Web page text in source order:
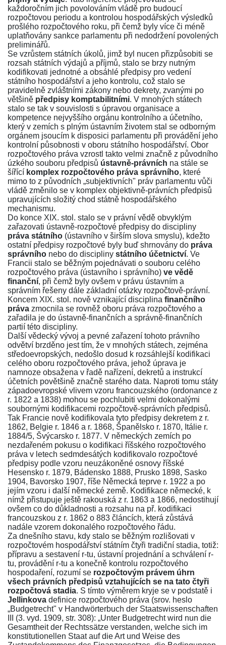
každoročním jich povolováním vládě pro budoucí
rozpočtovou periodu a kontrolou hospodářských výsledků
prošlého rozpočtového roku, při čemž byly více či méně
uplatňovány sankce parlamentu při nedodržení povolených
preliminářů.
Se vzrůstem státních úkolů, jimž byl nucen přizpůsobiti se
rozsah státních výdajů a příjmů, stalo se brzy nutným
kodifikovati jednotné a obsáhlé předpisy pro vedení
státního hospodářství a jeho kontrolu, což stalo se
pravidelně zvláštními zákony nebo dekrety, zvanými po
většině předpisy komptabilitními. V mnohých státech
stalo se tak v souvislosti s úpravou organisace a
kompetence nejvyššího orgánu kontrolního a účetního,
který v zemích s plným ústavním životem stal se odborným
orgánem jsoucím k disposici parlamentu při provádění jeho
kontrolní působnosti v oboru státního hospodářství. Obor
rozpočtového práva vzrostl takto velmi značně z původního
úzkého souboru předpisů ústavně-právních na stále se
šířící komplex rozpočtového práva správního, které
mimo to z původních „subjektivních" práv parlamentu vůči
vládě změnilo se v komplex objektivně-právních předpisů
upravujících složitý chod státně hospodářského
mechanismu.
Do konce XIX. stol. stalo se v právní vědě obvyklým
zařazovati ústavně-rozpočtové předpisy do discipliny
práva státního (ústavního v širším slova smyslu), kdežto
ostatní předpisy rozpočtové byly buď shrnovány do práva
správního nebo do discipliny státního účetnictví. Ve
Francii stalo se běžným pojednávati o souboru celého
rozpočtového práva (ústavního i správního) ve vědě
finanční, při čemž byly ovšem v právu ústavním a
správním řešeny dále základní otázky rozpočtově-právní.
Koncem XIX. stol. nově vznikající disciplina finančního
práva zmocnila se rovněž oboru práva rozpočtového a
zařadila je do ústavně-finančních a správně-finančních
partií této discipliny.
Další vědecký vývoj a pevné zařazení tohoto právního
odvětví brzděno jest tím, že v mnohých státech, zejména
středoevropských, nedošlo dosud k rozsáhlejší kodifikaci
celého oboru rozpočtového práva, jehož úprava je
namnoze obsažena v řadě nařízení, dekretů a instrukcí
účetních povětšině značně starého data. Naproti tomu státy
západoevropské vlivem vzoru francouzského (ordonance z
r. 1822 a 1838) mohou se pochlubiti velmi dokonalými
soubornými kodifikacemi rozpočtově-správních předpisů.
Tak Francie nově kodifikovala tyto předpisy dekretem z r.
1862, Belgie r. 1846 a r. 1868, Španělsko r. 1870, Itálie r.
1884/5, Švýcarsko r. 1877. V německých zemích po
nezdařeném pokusu o kodifikaci říšského rozpočtového
práva v letech sedmdesátých kodifikovalo rozpočtové
předpisy podle vzoru neuzákoněné osnovy říšské
Hesensko r. 1879, Bádensko 1888, Prusko 1898, Sasko
1904, Bavorsko 1907, říše Německá teprve r. 1922 a po
jejím vzoru i další německé země. Kodifikace německé, k
nímž přistupuje ještě rakouská z r. 1863 a 1866, nedostihují
ovšem co do důkladnosti a rozsahu na př. kodifikaci
francouzskou z r. 1862 o 883 článcích, která zůstává
nadále vzorem dokonalého rozpočtového řádu.
Za dnešního stavu, kdy stalo se běžným rozlišovati v
rozpočtovém hospodářství státním čtyři tradiční stadia, totiž:
přípravu a sestavení r-tu, ústavní projednání a schválení r-
tu, provádění r-tu a konečně kontrolu rozpočtového
hospodaření, rozumí se rozpočtovým právem úhrn
všech právních předpisů vztahujících se na tato čtyři
rozpočtová stadia. S tímto výměrem kryje se v podstatě i
Jellinkova definice rozpočtového práva (srov. heslo
„Budgetrecht" v Handwörterbuch der Staatswissenschaften
III (3. vyd. 1909, str. 308): „Unter Budgetrecht wird nun die
Gesamtheit der Rechtssätze verstanden, welche sich im
konstitutionellen Staat auf die Art und Weise des